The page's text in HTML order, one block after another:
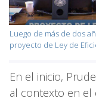
Luego de más de dos
proyecto de Ley de
En el inicio,
al contexto en el